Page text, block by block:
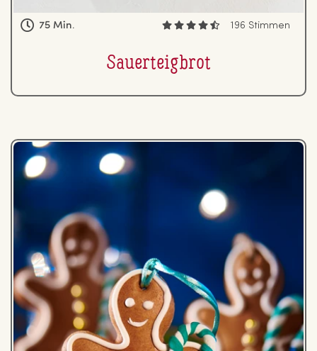
75 Min. 196 Stimmen
Sauer­teig­brot